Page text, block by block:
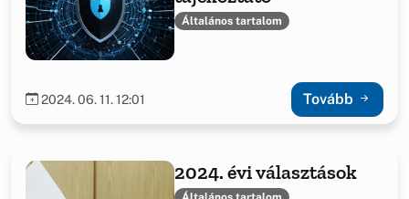
Általános tartalom
2024. 06. 11. 12:01 Tovább
2024. évi választások